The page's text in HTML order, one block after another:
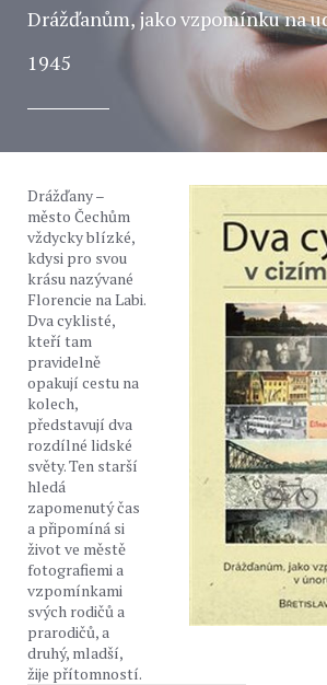
Drážďanům, jako vzpomínku na
1945
Drážďany –
město Čechům
vždycky blízké,
kdysi pro svou
krásu nazývané
Florencie na Labi.
Dva cyklisté,
kteří tam
pravidelně
opakují cestu na
kolech,
představují dva
rozdílné lidské
světy. Ten starší
hledá
zapomenutý čas
a připomíná si
život ve městě
fotografiemi a
vzpomínkami
svých rodičů a
prarodičů, a
druhý, mladší,
žije přítomností.